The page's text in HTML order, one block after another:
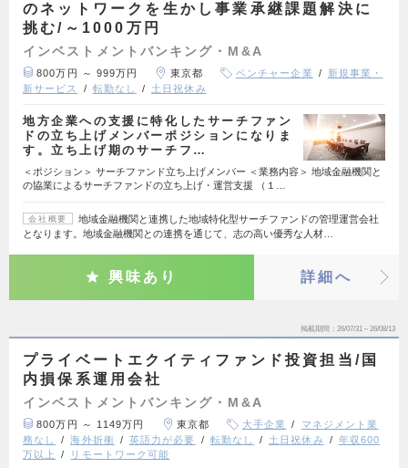
のネットワークを生かし事業承継課題解決に
挑む/～1000万円
インベストメントバンキング・M&A
800万円 ～ 999万円 東京都 ベンチャー企業
新規事業・
新サービス
転勤なし 土日祝休み
地方企業への支援に特化したサーチファン
ドの立ち上げメンバーポジションになりま
す。立ち上げ期のサーチフ…
＜ポジション＞ サーチファンド立ち上げメンバー ＜業務内容＞ 地域金融機関と
の協業によるサーチファンドの立ち上げ・運営支援 （１…
会社概要
地域金融機関と連携した地域特化型サーチファンドの管理運営会社
となります。地域金融機関との連携を通じて、志の高い優秀な人材…
興味あり 詳細へ
掲載期間 26/07/31～26/08/13
プライベートエクイティファンド投資担当/国
内損保系運用会社
インベストメントバンキング・M&A
800万円 ～ 1149万円 東京都 大手企業
マネジメント業
務なし
海外折衝 英語力が必要 転勤なし 土日祝休み
年収600
万以上
リモートワーク可能